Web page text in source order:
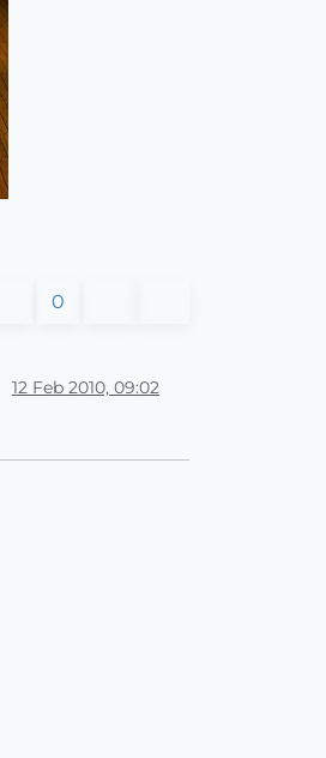
0
12 Feb 2010, 09:02